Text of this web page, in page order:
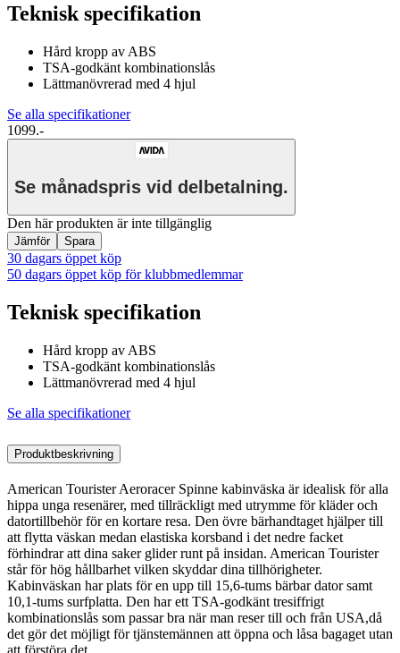
Teknisk specifikation
Hård kropp av ABS
TSA-godkänt kombinationslås
Lättmanövrerad med 4 hjul
Se alla specifikationer
1099.-
Se månadspris vid delbetalning.
Den här produkten är inte tillgänglig
Jämför Spara
30 dagars öppet köp
50 dagars öppet köp för klubbmedlemmar
Teknisk specifikation
Hård kropp av ABS
TSA-godkänt kombinationslås
Lättmanövrerad med 4 hjul
Se alla specifikationer
Produktbeskrivning
American Tourister Aeroracer Spinne kabinväska är idealisk för alla
hippa unga resenärer, med tillräckligt med utrymme för kläder och
datortillbehör för en kortare resa. Den övre bärhandtaget hjälper till
att flytta väskan medan elastiska korsband i det nedre facket
förhindrar att dina saker glider runt på insidan. American Tourister
står för hög hållbarhet vilken skyddar dina tillhörigheter.
Kabinväskan har plats för en upp till 15,6-tums bärbar dator samt
10,1-tums surfplatta. Den har ett TSA-godkänt tresiffrigt
kombinationslås som passar bra när man reser till och från USA,då
det gör det möjligt för tjänstemännen att öppna och låsa bagaget utan
att förstöra det.